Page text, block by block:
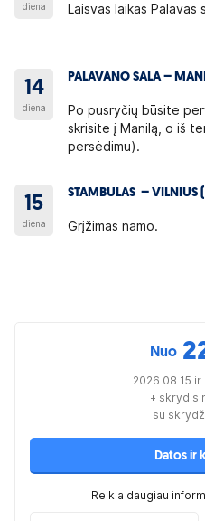
diena Laisvas laikas Palavas
14
diena
PALAVANO SALA –
Po pusryčių būsite
skrisite į Manilą, o iš
persėdimu).
15
diena
STAMBULAS –
Grįžimas namo.
Nuo
2026 08 15 ir
+ skrydis
su
Datos ir
Reikia daugiau